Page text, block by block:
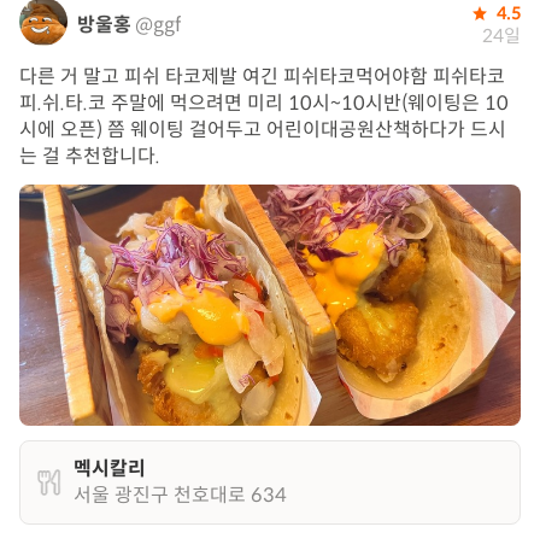
방울홍 @ggf 4.5
24일
다른 거 말고 피쉬 타코제발 여긴 피쉬타코먹어야함 피쉬타코
피.쉬.타.코 주말에 먹으려면 미리 10시~10시반(웨이팅은 10
시에 오픈) 쯤 웨이팅 걸어두고 어린이대공원산책하다가 드시
는 걸 추천합니다.
멕시칼리
서울 광진구 천호대로 634